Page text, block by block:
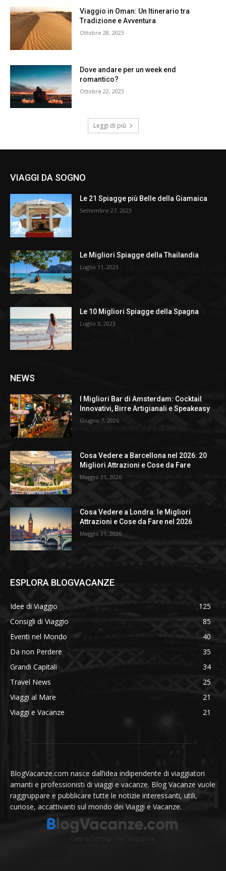
Viaggio in Oman: Un Itinerario tra
Tradizione e Avventura
Ottobre 28, 2023
Dove andare per un week end
romantico?
Ottobre 22, 2023
Leggi di più
VIAGGI DA SOGNO
Le 21 Spiagge più Belle della Giamaica
Settembre 27, 2023
Le Migliori Spiagge della Thailandia
Luglio 11, 2023
Le 10 Migliori Spiagge della Spagna
Luglio 3, 2023
NEWS
I Migliori Bar di Amsterdam: Cocktail
Innovativi, Birre Artigianali e Speakeasy
Giugno 7, 2026
Cosa Vedere a Barcellona nel 2026: 20
Migliori Attrazioni e Cose da Fare
Maggio 31, 2026
Cosa Vedere a Londra: le Migliori
Attrazioni e Cose da Fare nel 2026
Maggio 31, 2026
ESPLORA BLOGVACANZE
Idee di Viaggio
125
Consigli di Viaggio
85
Eventi nel Mondo
40
Da non Perdere
35
Grandi Capitali
34
Travel News
25
Viaggi al Mare
21
Viaggi e Vacanze
21
BlogVacanze.com nasce dall’idea indipendente di viaggiatori
amanti e professionisti di viaggi e vacanze. Blog Vacanze vuole
raggruppare e pubblicare tutte le notizie interessanti, utili,
curiose, accattivanti sul mondo dei Viaggi e Vacanze.